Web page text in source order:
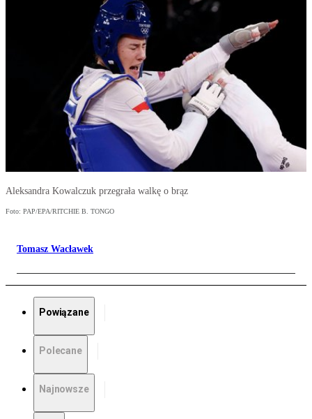
Aleksandra Kowalczuk przegrała walkę o brąz
Foto: PAP/EPA/RITCHIE B. TONGO
Tomasz Wacławek
Powiązane
Polecane
Najnowsze